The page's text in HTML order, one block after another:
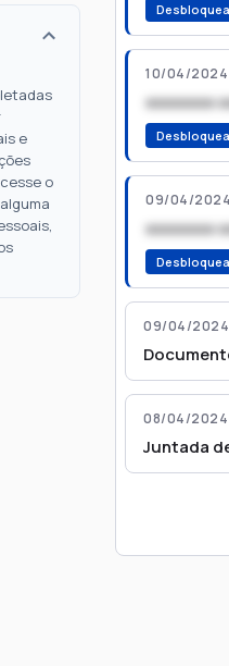
e
o
10/04/2024
xxxxxxxx
09/04/2024
xxxxxxxx
09/04/2024
08/04/2024
Juntada